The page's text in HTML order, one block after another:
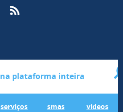
serviços
smas
videos